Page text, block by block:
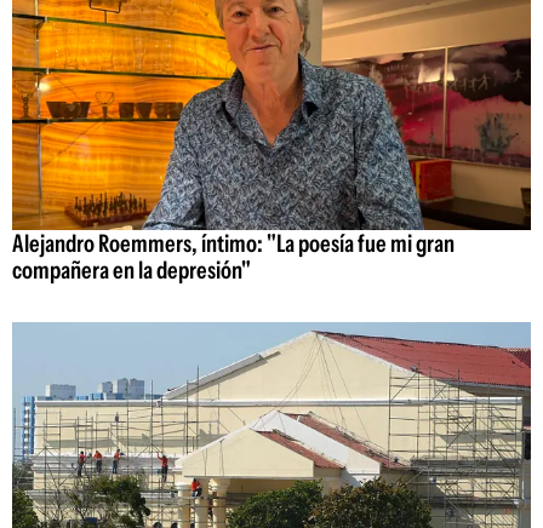
Alejandro Roemmers, íntimo: "La poesía fue mi gran
compañera en la depresión"